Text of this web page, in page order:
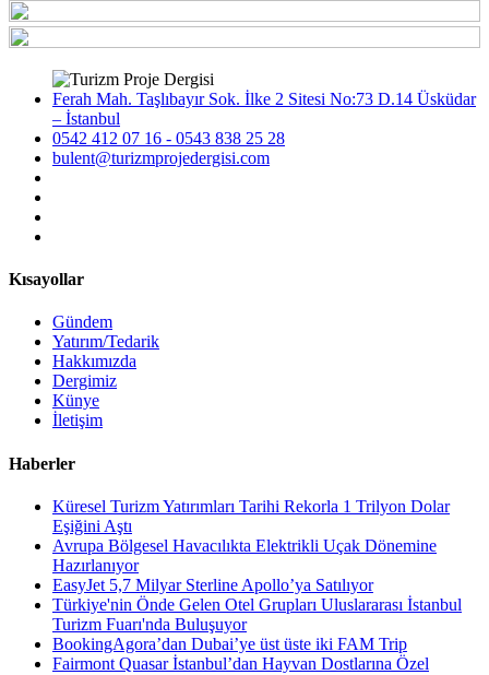
Ferah Mah. Taşlıbayır Sok. İlke 2 Sitesi No:73 D.14 Üsküdar
– İstanbul
0542 412 07 16 - 0543 838 25 28
bulent@turizmprojedergisi.com
Kısayollar
Gündem
Yatırım/Tedarik
Hakkımızda
Dergimiz
Künye
İletişim
Haberler
Küresel Turizm Yatırımları Tarihi Rekorla 1 Trilyon Dolar
Eşiğini Aştı
Avrupa Bölgesel Havacılıkta Elektrikli Uçak Dönemine
Hazırlanıyor
EasyJet 5,7 Milyar Sterline Apollo’ya Satılıyor
Türkiye'nin Önde Gelen Otel Grupları Uluslararası İstanbul
Turizm Fuarı'nda Buluşuyor
BookingAgora’dan Dubai’ye üst üste iki FAM Trip
Fairmont Quasar İstanbul’dan Hayvan Dostlarına Özel